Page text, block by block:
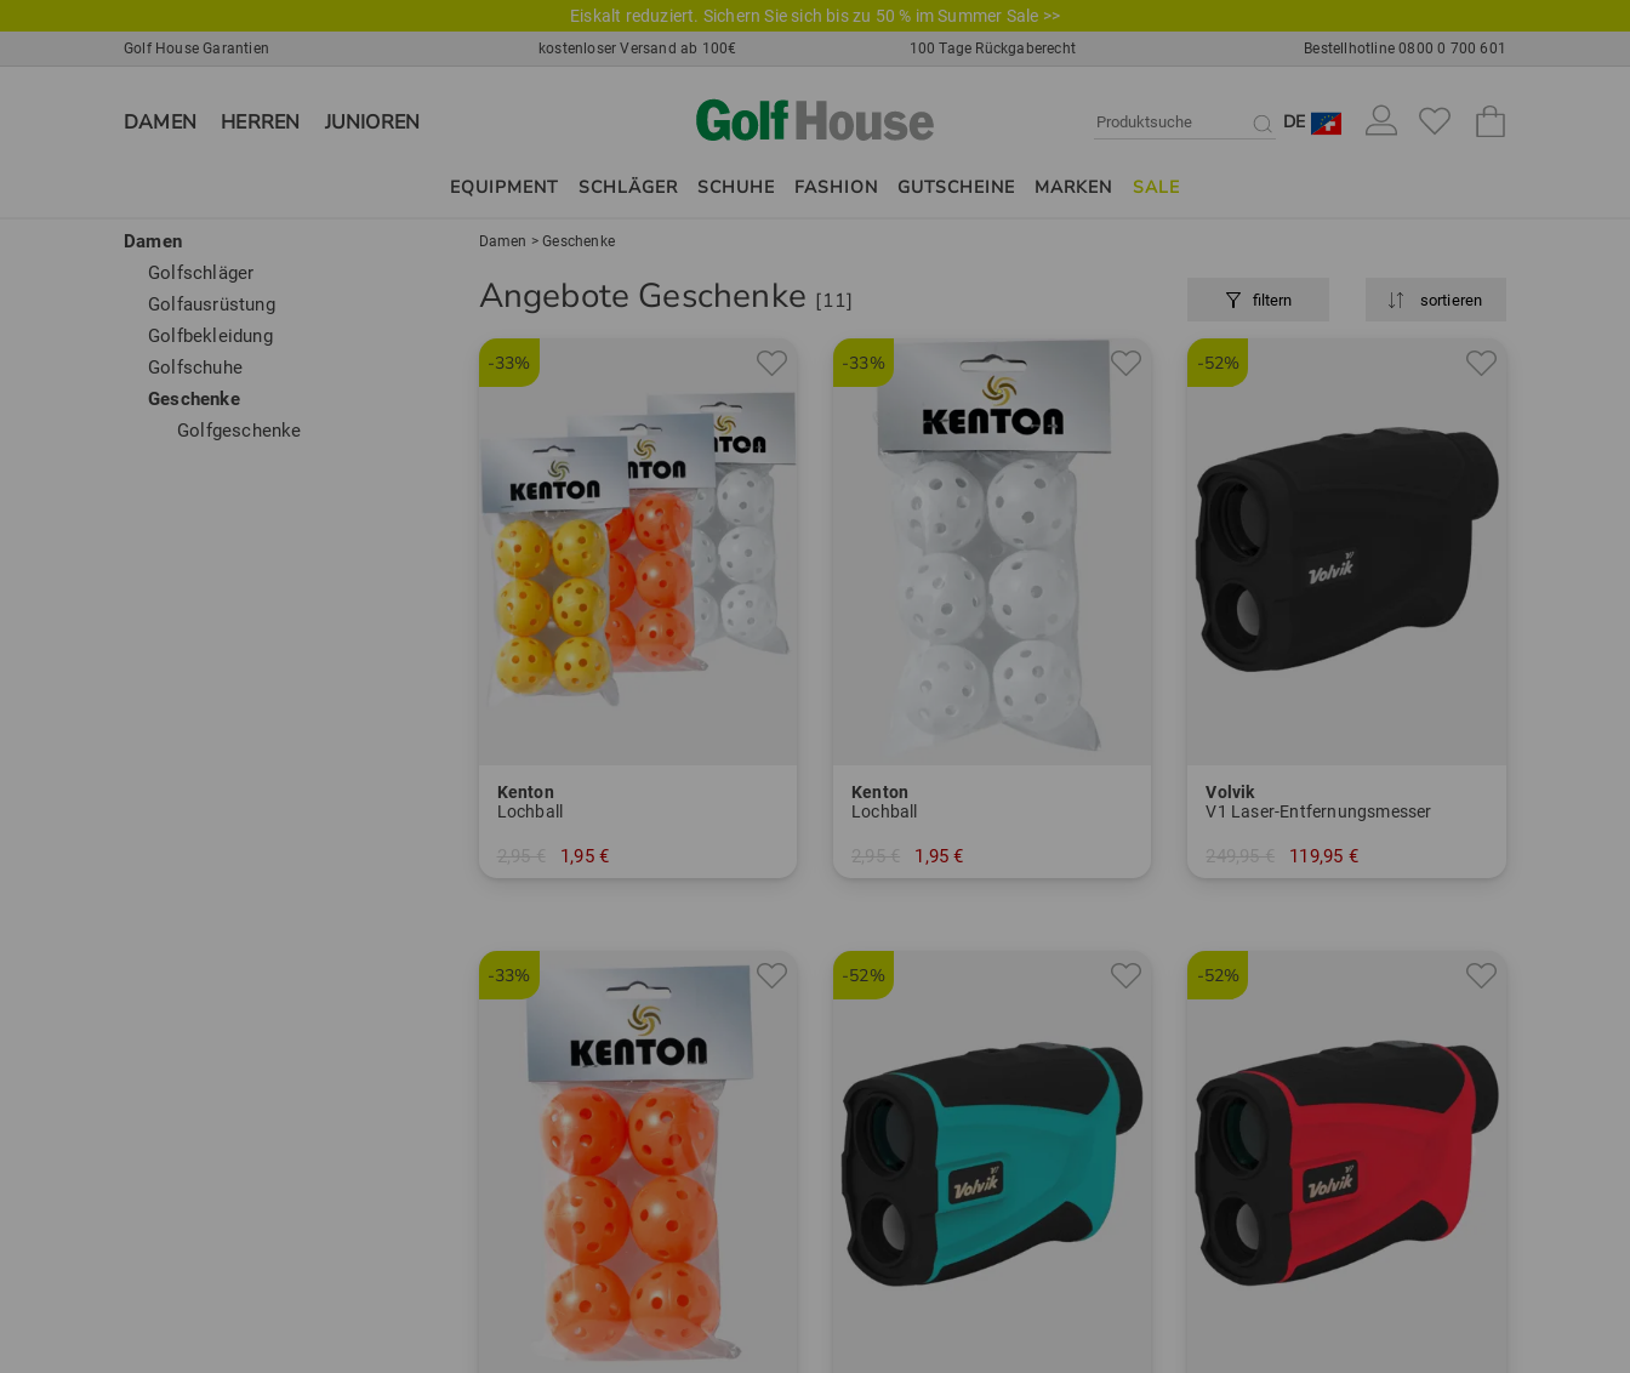
Eiskalt reduziert. Sichern Sie sich bis zu 50 % im Summer Sale >>
Golf House Garantien kostenloser Versand ab 100€ 100 Tage Rückgaberecht Bestellhotline 0800 0 700 601
DAMEN HERREN JUNIOREN DE
EQUIPMENT SCHLÄGER SCHUHE FASHION GUTSCHEINE MARKEN SALE
Damen
Golfschläger
Golfausrüstung
Golfbekleidung
Golfschuhe
Geschenke
Golfgeschenke
Damen >Geschenke
Angebote Geschenke [11] filtern sortieren
-33%
Kenton
Lochball
2,95 € 1,95 €
-33%
Kenton
Lochball
2,95 € 1,95 €
-52%
Volvik
V1 Laser-Entfernungsmesser
249,95 € 119,95 €
-33% -52% -52%